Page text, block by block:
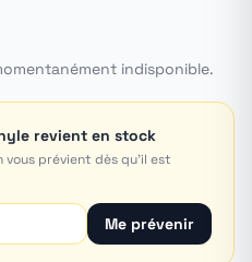
indisponible.
revient en stock
vous prévient dès qu'il est
Me prévenir